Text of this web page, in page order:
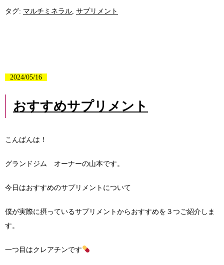
タグ: マルチミネラル サプリメント
2024/05/16
おすすめサプリメント
こんばんは！
グランドジム オーナーの山本です。
今日はおすすめのサプリメントについて
僕が実際に摂っているサプリメントからおすすめを３つご紹介しま
す。
一つ目はクレアチンです